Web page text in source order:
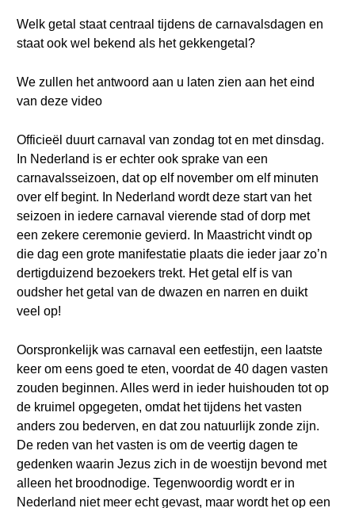
Welk getal staat centraal tijdens de carnavalsdagen en
staat ook wel bekend als het gekkengetal?
We zullen het antwoord aan u laten zien aan het eind
van deze video
Officieël duurt carnaval van zondag tot en met dinsdag.
In Nederland is er echter ook sprake van een
carnavalsseizoen, dat op elf november om elf minuten
over elf begint. In Nederland wordt deze start van het
seizoen in iedere carnaval vierende stad of dorp met
een zekere ceremonie gevierd. In Maastricht vindt op
die dag een grote manifestatie plaats die ieder jaar zo’n
dertigduizend bezoekers trekt. Het getal elf is van
oudsher het getal van de dwazen en narren en duikt
veel op!
Oorspronkelijk was carnaval een eetfestijn, een laatste
keer om eens goed te eten, voordat de 40 dagen vasten
zouden beginnen. Alles werd in ieder huishouden tot op
de kruimel opgegeten, omdat het tijdens het vasten
anders zou bederven, en dat zou natuurlijk zonde zijn.
De reden van het vasten is om de veertig dagen te
gedenken waarin Jezus zich in de woestijn bevond met
alleen het broodnodige. Tegenwoordig wordt er in
Nederland niet meer echt gevast, maar wordt het op een